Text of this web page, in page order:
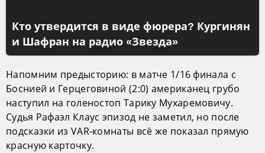
Кто утвердится в виде фюрера? Кургинян
и Шафран на радио «Звезда»
Напомним предысторию: в матче 1/16 финала с
Боснией и Герцеговиной (2:0) американец грубо
наступил на голеностоп Тарику Мухаремовичу.
Судья Рафаэл Клаус эпизод не заметил, но после
подсказки из VAR-комнаты всё же показал прямую
красную карточку.